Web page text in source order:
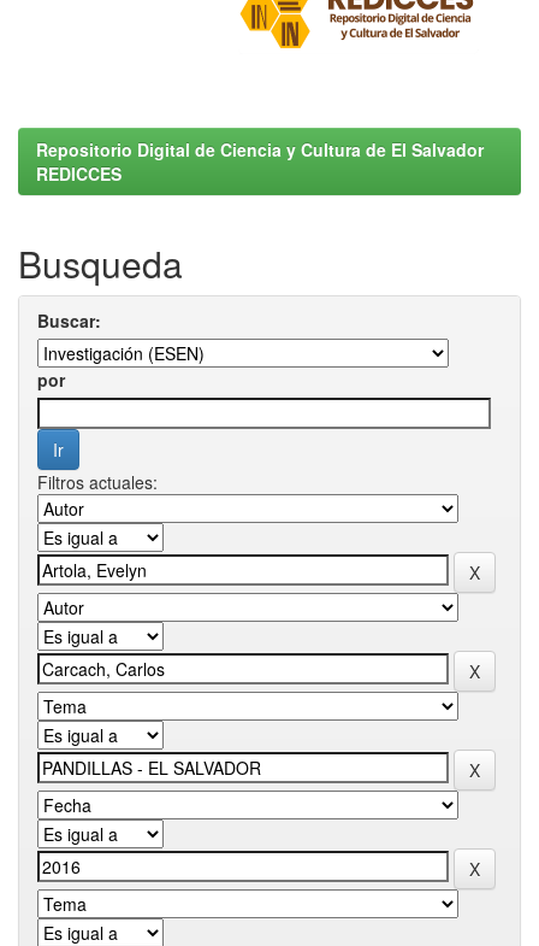
Repositorio Digital de Ciencia y Cultura de El Salvador
REDICCES
Busqueda
Buscar:
por
Filtros actuales: